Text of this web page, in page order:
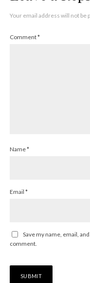
Your email address will not be
Comment*
Name*
Email *
Save my name, email,
comment.